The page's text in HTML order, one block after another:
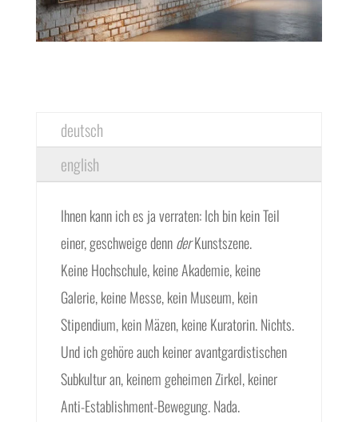
deutsch
english
Ihnen kann ich es ja verraten: Ich bin kein Teil
einer, geschweige dennderKunstszene.
Keine Hochschule, keine Akademie, keine
Galerie, keine Messe, kein Museum, kein
Stipendium, kein Mäzen, keine Kuratorin. Nichts.
Und ich gehöre auch keiner avantgardistischen
Subkultur an, keinem geheimen Zirkel, keiner
Anti-Establishment-Bewegung. Nada.